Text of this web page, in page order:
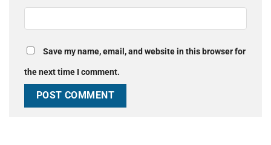
Save my name, email, and website in this browser for
the next time I comment.